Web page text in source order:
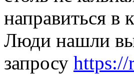
направиться в
Люди нашли
запросу https://